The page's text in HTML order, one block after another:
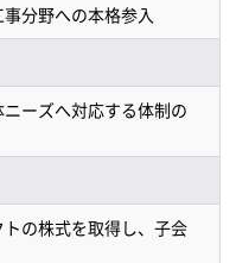
分野への本格参入
ーズへ対応する体制の
の株式を取得し、子会